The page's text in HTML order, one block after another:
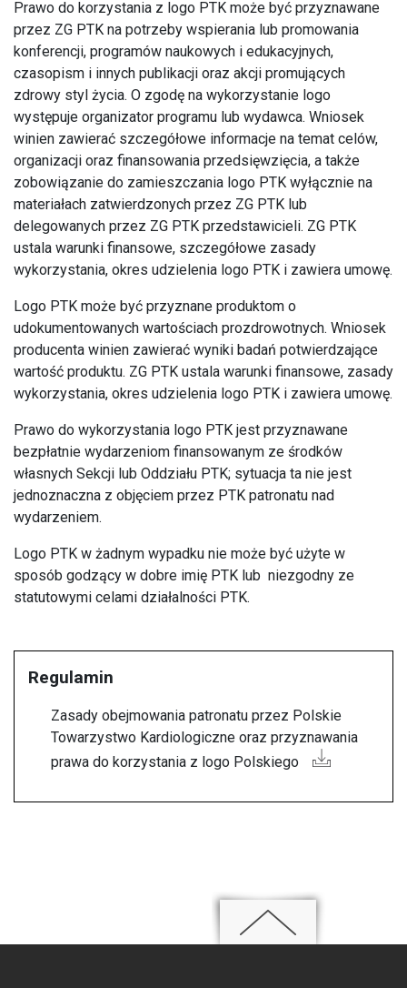
Prawo do korzystania z logo PTK może być przyznawane
przez ZG PTK na potrzeby wspierania lub promowania
konferencji, programów naukowych i edukacyjnych,
czasopism i innych publikacji oraz akcji promujących
zdrowy styl życia. O zgodę na wykorzystanie logo
występuje organizator programu lub wydawca. Wniosek
winien zawierać szczegółowe informacje na temat celów,
organizacji oraz finansowania przedsięwzięcia, a także
zobowiązanie do zamieszczania logo PTK wyłącznie na
materiałach zatwierdzonych przez ZG PTK lub
delegowanych przez ZG PTK przedstawicieli. ZG PTK
ustala warunki finansowe, szczegółowe zasady
wykorzystania, okres udzielenia logo PTK i zawiera umowę.
Logo PTK może być przyznane produktom o
udokumentowanych wartościach prozdrowotnych. Wniosek
producenta winien zawierać wyniki badań potwierdzające
wartość produktu. ZG PTK ustala warunki finansowe, zasady
wykorzystania, okres udzielenia logo PTK i zawiera umowę.
Prawo do wykorzystania logo PTK jest przyznawane
bezpłatnie wydarzeniom finansowanym ze środków
własnych Sekcji lub Oddziału PTK; sytuacja ta nie jest
jednoznaczna z objęciem przez PTK patronatu nad
wydarzeniem.
Logo PTK w żadnym wypadku nie może być użyte w
sposób godzący w dobre imię PTK lub niezgodny ze
statutowymi celami działalności PTK.
Regulamin
Zasady obejmowania patronatu przez Polskie
Towarzystwo Kardiologiczne oraz przyznawania
prawa do korzystania z logo Polskiego